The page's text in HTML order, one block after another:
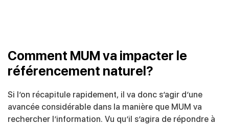
Comment MUM va impacter le
référencement naturel?
Si l’on récapitule rapidement, il va donc s’agir d’une
avancée considérable dans la manière que MUM va
rechercher l’information. Vu qu’il s’agira de répondre à